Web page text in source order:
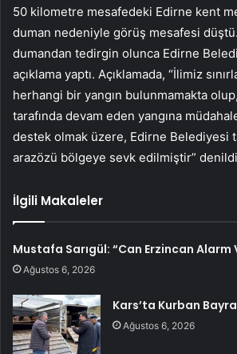
50 kilometre mesafedeki Edirne kent
duman nedeniyle görüş mesafesi
dumandan tedirgin olunca Edirne
açıklama yaptı. Açıklamada, “İlimiz
herhangi bir yangın bulunmamakta
tarafında devam eden yangına
destek olmak üzere, Edirne Belediyesi
arazözü bölgeye sevk edilmiştir”
İlgili Makaleler
Mustafa Sarıgül: “Can Erzincan Alarm
Ağustos 6, 2026
Kars’ta Kurban
Ağustos 6, 2026